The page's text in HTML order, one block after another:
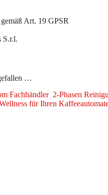
Art. 19 GPSR
S.r.l.
…